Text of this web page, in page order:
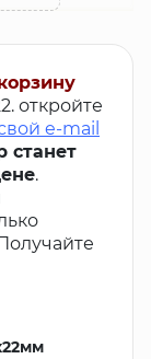
откройте
e-mail
станет
.